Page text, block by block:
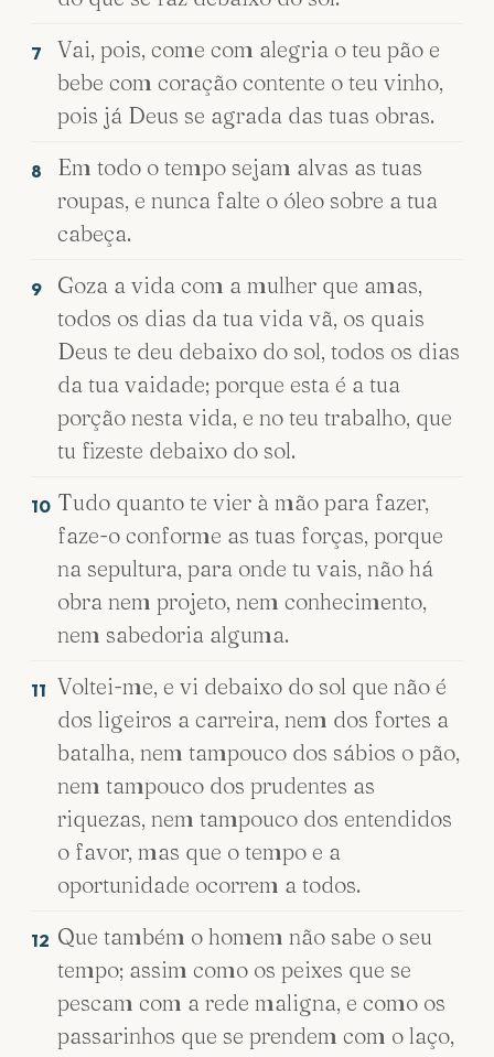
7
Vai, pois, come com alegria o teu pão e
bebe com coração contente o teu vinho,
pois já Deus se agrada das tuas obras.
8
Em todo o tempo sejam alvas as tuas
roupas, e nunca falte o óleo sobre a tua
cabeça.
9
Goza a vida com a mulher que amas,
todos os dias da tua vida vã, os quais
Deus te deu debaixo do sol, todos os dias
da tua vaidade; porque esta é a tua
porção nesta vida, e no teu trabalho, que
tu fizeste debaixo do sol.
10 Tudo quanto te vier à mão para fazer,
faze-o conforme as tuas forças, porque
na sepultura, para onde tu vais, não há
obra nem projeto, nem conhecimento,
nem sabedoria alguma.
11 Voltei-me, e vi debaixo do sol que não é
dos ligeiros a carreira, nem dos fortes a
batalha, nem tampouco dos sábios o pão,
nem tampouco dos prudentes as
riquezas, nem tampouco dos entendidos
o favor, mas que o tempo e a
oportunidade ocorrem a todos.
12 Que também o homem não sabe o seu
tempo; assim como os peixes que se
pescam com a rede maligna, e como os
passarinhos que se prendem com o laço,